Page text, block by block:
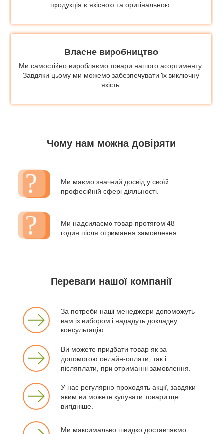
продукція є якісною та оригінальною.
Власне виробництво
Ми самостійно виробляємо товари нашого асортименту.
Завдяки цьому ми можемо забезпечувати їх виключну
якість.
Чому нам можна довіряти
Ми маємо значний досвід у своїй
професійній сфері діяльності.
Ми надсилаємо товар протягом 48
годин після отримання замовлення.
Переваги нашої компанії
За потреби наші менеджери допоможуть
вам із вибором і нададуть докладну
консультацію.
Ви можете придбати товар як за
допомогою онлайн-оплати, так і
післяплати, при отриманні замовлення.
У нас регулярно проходять акції, завдяки
яким ви можете купувати товари ще
вигідніше.
Ми максимально швидко доставляємо